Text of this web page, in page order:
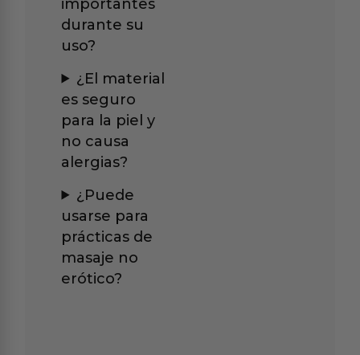
importantes
durante su
uso?
¿El material
es seguro
para la piel y
no causa
alergias?
¿Puede
usarse para
prácticas de
masaje no
erótico?